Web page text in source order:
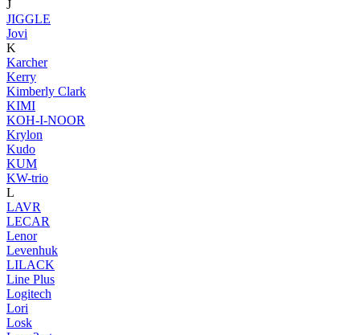
J
JIGGLE
Jovi
K
Karcher
Kerry
Kimberly Clark
KIMI
KOH-I-NOOR
Krylon
Kudo
KUM
KW-trio
L
LAVR
LECAR
Lenor
Levenhuk
LILACK
Line Plus
Logitech
Lori
Losk